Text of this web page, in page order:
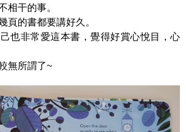
相干的事。
頁的書都要講好久。
也非常愛這本書，覺得好賞心悅目，心
無所謂了~